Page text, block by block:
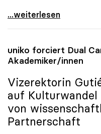
Schmidinger: Defizite in
...weiterlesen
uniko forciert Dual
Akademiker/innen
Vizerektorin
auf
von
Partnerschaft